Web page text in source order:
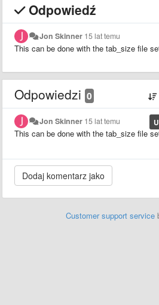
Odpowiedź
Jon Skinner 15 lat temu
This can be done with the tab_size file
Odpowiedzi 0
Jon Skinner 15 lat temu
This can be done with the tab_size file
Customer support service